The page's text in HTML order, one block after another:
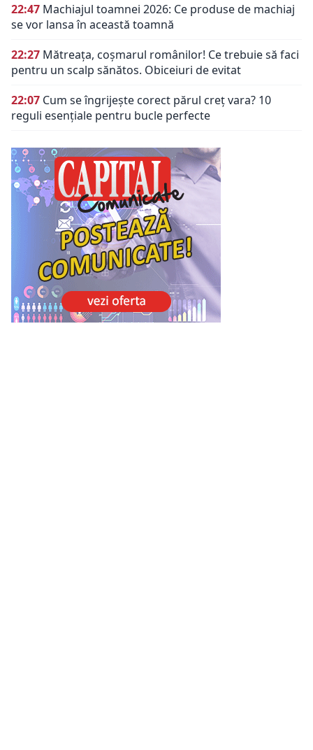
22:47 Machiajul toamnei 2026: Ce produse de machiaj
se vor lansa în această toamnă
22:27 Mătreața, coșmarul românilor! Ce trebuie să faci
pentru un scalp sănătos. Obiceiuri de evitat
22:07 Cum se îngrijește corect părul creț vara? 10
reguli esențiale pentru bucle perfecte